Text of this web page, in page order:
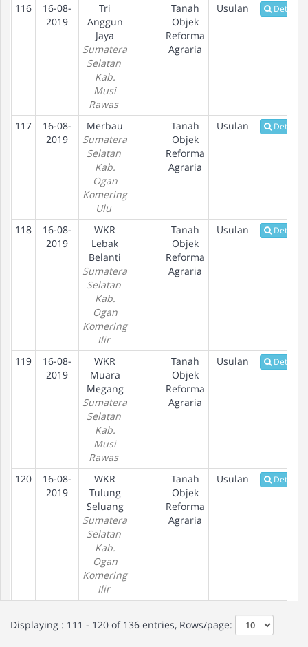
116
16-08-
2019
Tri
Anggun
Jaya
Sumatera
Selatan
Kab.
Musi
Rawas
Tanah
Objek
Reforma
Agraria
Usulan Detail
117
16-08-
2019
Merbau
Sumatera
Selatan
Kab.
Ogan
Komering
Ulu
Tanah
Objek
Reforma
Agraria
Usulan Detail
118
16-08-
2019
WKR
Lebak
Belanti
Sumatera
Selatan
Kab.
Ogan
Komering
Ilir
Tanah
Objek
Reforma
Agraria
Usulan Detail
119
16-08-
2019
WKR
Muara
Megang
Sumatera
Selatan
Kab.
Musi
Rawas
Tanah
Objek
Reforma
Agraria
Usulan Detail
120
16-08-
2019
WKR
Tulung
Seluang
Sumatera
Selatan
Kab.
Ogan
Komering
Ilir
Tanah
Objek
Reforma
Agraria
Usulan Detail
Displaying : 111 - 120 of 136 entries, Rows/page: